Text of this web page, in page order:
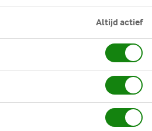
Altijd actief